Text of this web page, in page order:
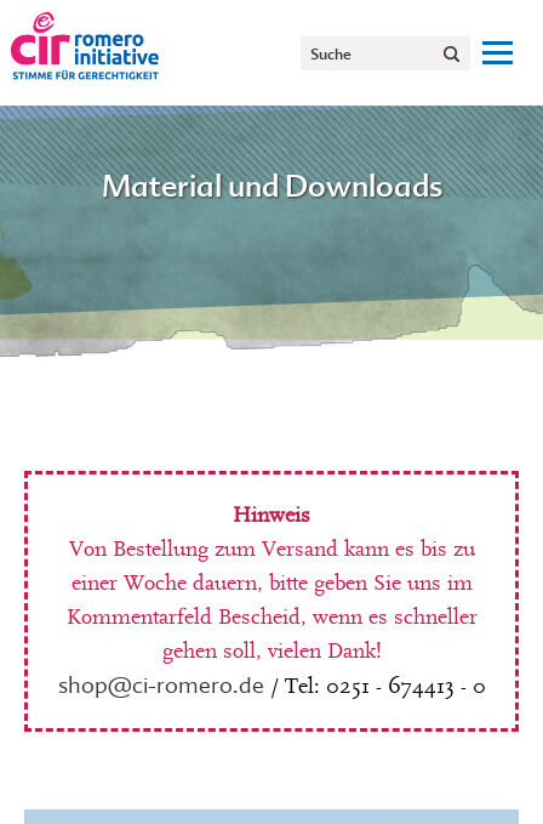
Material und Downloads
Hinweis
Von Bestellung zum Versand kann es bis zu
einer Woche dauern, bitte geben Sie uns im
Kommentarfeld Bescheid, wenn es schneller
gehen soll, vielen Dank!
shop@ci-romero.de / Tel: 0251 - 674413 - 0